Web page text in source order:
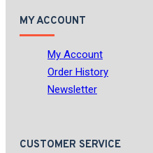
MY ACCOUNT
My Account
Order History
Newsletter
CUSTOMER SERVICE